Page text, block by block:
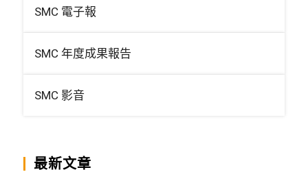
SMC 電子報
SMC 年度成果報告
SMC 影音
最新文章